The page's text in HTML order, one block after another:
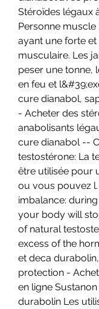
Stéroïdes légaux
Personne muscle
ayant une forte
musculaire. Les
peser une tonne,
en feu et
cure dianabol,
- Acheter des
anabolisants
cure dianabol --
testostérone: La
être utilisée pour
ou vous pouvez l.
imbalance: during
your body will
of natural
excess of the
et deca
protection -
en ligne
durabolin Les